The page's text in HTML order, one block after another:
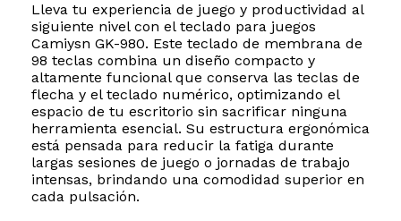
Lleva tu experiencia de juego y productividad al
siguiente nivel con el teclado para juegos
Camiysn GK-980. Este teclado de membrana de
98 teclas combina un diseño compacto y
altamente funcional que conserva las teclas de
flecha y el teclado numérico, optimizando el
espacio de tu escritorio sin sacrificar ninguna
herramienta esencial. Su estructura ergonómica
está pensada para reducir la fatiga durante
largas sesiones de juego o jornadas de trabajo
intensas, brindando una comodidad superior en
cada pulsación.